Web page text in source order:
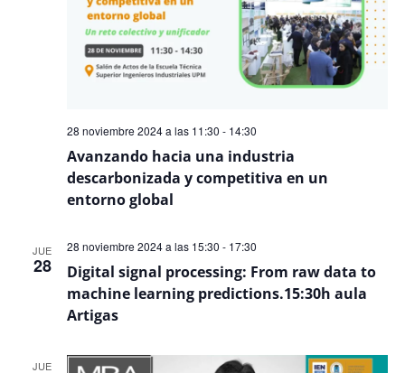
Avanzando hacia una industria
descarbonizada y competitiva en un
entorno global
28 noviembre 2024 a las 11:30 - 14:30
JUE
28
Digital signal processing: From raw data to
machine learning predictions.15:30h aula
Artigas
28 noviembre 2024 a las 15:30 - 17:30
JUE